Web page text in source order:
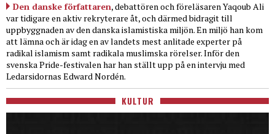
Den danske författaren, debattören och föreläsaren Yaqoub Ali
var tidigare en aktiv rekryterare åt, och därmed bidragit till
uppbyggnaden av den danska islamistiska miljön. En miljö han kom
att lämna och är idag en av landets mest anlitade experter på
radikal islamism samt radikala muslimska rörelser. Inför den
svenska Pride-festivalen har han ställt upp på en intervju med
Ledarsidornas Edward Nordén.
KULTUR